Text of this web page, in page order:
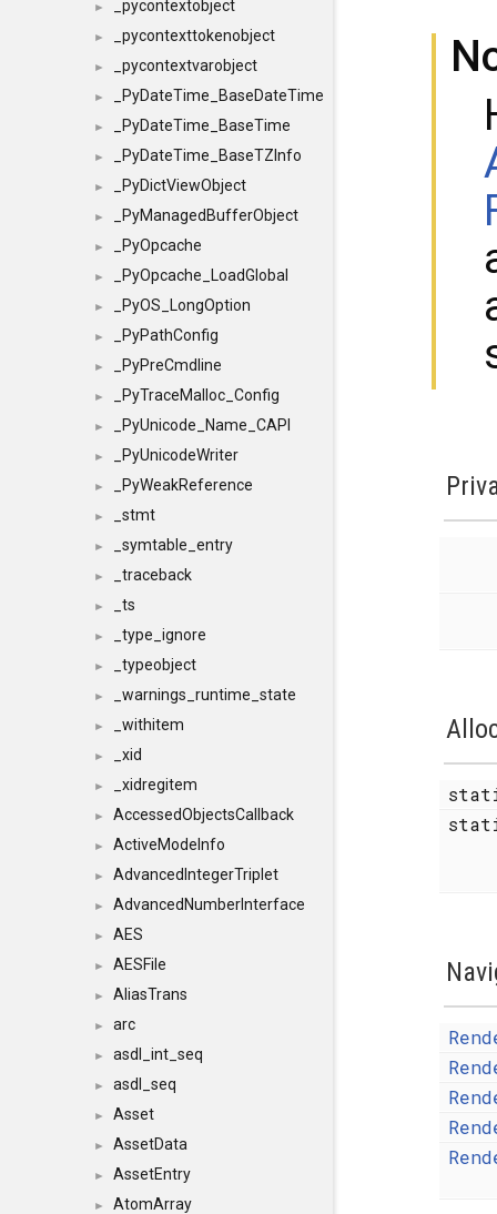
► _pycontextobject
► _pycontexttokenobject
► _pycontextvarobject
► _PyDateTime_BaseDateTime
► _PyDateTime_BaseTime
► _PyDateTime_BaseTZInfo
► _PyDictViewObject
► _PyManagedBufferObject
► _PyOpcache
► _PyOpcache_LoadGlobal
► _PyOS_LongOption
► _PyPathConfig
► _PyPreCmdline
► _PyTraceMalloc_Config
► _PyUnicode_Name_CAPI
► _PyUnicodeWriter
► _PyWeakReference
► _stmt
► _symtable_entry
► _traceback
► _ts
► _type_ignore
► _typeobject
► _warnings_runtime_state
► _withitem
► _xid
► _xidregitem
► AccessedObjectsCallback
► ActiveModeInfo
► AdvancedIntegerTriplet
► AdvancedNumberInterface
► AES
► AESFile
► AliasTrans
► arc
► asdl_int_seq
► asdl_seq
► Asset
► AssetData
► AssetEntry
► AtomArray